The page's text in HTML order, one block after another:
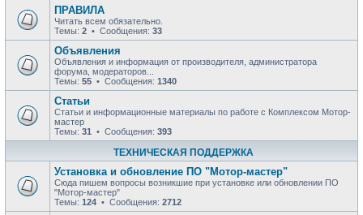
ПРАВИЛА
Читать всем обязательно.
Темы: 2 • Сообщения: 33
Объявления
Объявления и информация от производителя, администратора
форума, модераторов...
Темы: 55 • Сообщения: 1340
Статьи
Статьи и информационные материалы по работе с Комплексом Мотор-
мастер
Темы: 31 • Сообщения: 393
ТЕХНИЧЕСКАЯ ПОДДЕРЖКА
Установка и обновление ПО "Мотор-мастер"
Сюда пишем вопросы возникшие при установке или обновлении ПО
"Мотор-мастер"
Темы: 124 • Сообщения: 2712